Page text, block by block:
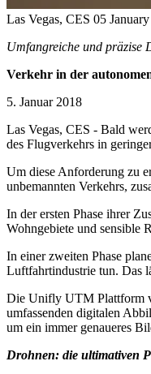
Las Vegas, CES 05
Umfangreiche und präzise
Verkehr in der
5. Januar 2018
Las Vegas, CES - Bald
des Flugverkehrs in
Um diese Anforderung zu
unbemannten Verkehrs,
In der ersten Phase ihrer
Wohngebiete und sensible
In einer zweiten Phase
Luftfahrtindustrie tun. Das
Die Unifly UTM Plattform
umfassenden digitalen
um ein immer genaueres
Drohnen: die ultimativen